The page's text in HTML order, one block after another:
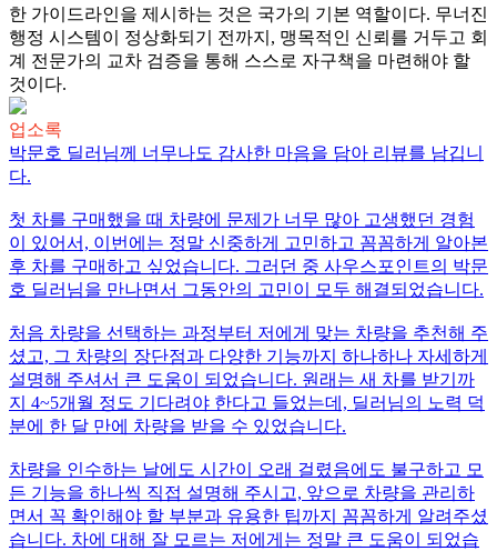
한 가이드라인을 제시하는 것은 국가의 기본 역할이다. 무너진
행정 시스템이 정상화되기 전까지, 맹목적인 신뢰를 거두고 회
계 전문가의 교차 검증을 통해 스스로 자구책을 마련해야 할
것이다.
업소록
박문호 딜러님께 너무나도 감사한 마음을 담아 리뷰를 남깁니
다.
첫 차를 구매했을 때 차량에 문제가 너무 많아 고생했던 경험
이 있어서, 이번에는 정말 신중하게 고민하고 꼼꼼하게 알아본
후 차를 구매하고 싶었습니다. 그러던 중 사우스포인트의 박문
호 딜러님을 만나면서 그동안의 고민이 모두 해결되었습니다.
처음 차량을 선택하는 과정부터 저에게 맞는 차량을 추천해 주
셨고, 그 차량의 장단점과 다양한 기능까지 하나하나 자세하게
설명해 주셔서 큰 도움이 되었습니다. 원래는 새 차를 받기까
지 4~5개월 정도 기다려야 한다고 들었는데, 딜러님의 노력 덕
분에 한 달 만에 차량을 받을 수 있었습니다.
차량을 인수하는 날에도 시간이 오래 걸렸음에도 불구하고 모
든 기능을 하나씩 직접 설명해 주시고, 앞으로 차량을 관리하
면서 꼭 확인해야 할 부분과 유용한 팁까지 꼼꼼하게 알려주셨
습니다. 차에 대해 잘 모르는 저에게는 정말 큰 도움이 되었습